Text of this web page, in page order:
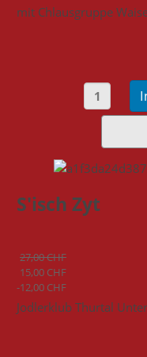
mit Chlausgruppe
S'isch Zyt
27,00 CHF
15,00 CHF
-12,00 CHF
Jodlerklub Thurtal